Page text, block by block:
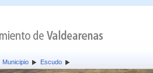
Municipio Escudo